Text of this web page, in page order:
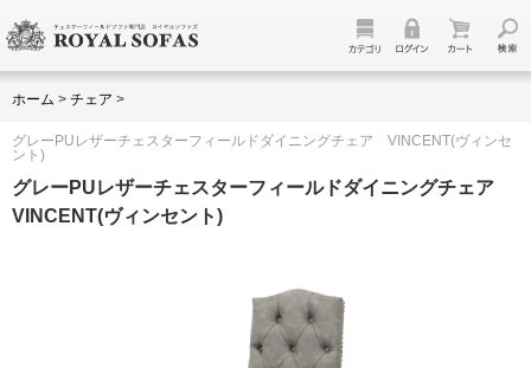
ホーム > チェア >
グレーPUレザーチェスターフィールドダイニングチェア VINCENT(ヴィンセ
ント)
グレーPUレザーチェスターフィールドダイニングチェア
VINCENT(ヴィンセント)